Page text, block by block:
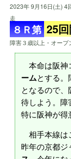
2023年 9月16日(土) 4
走
８Ｒ第 25
障害３歳以上・オー
本命は阪神
ームとする
となるので
待しよう。障
特に阪神が得
相手本線は
昨年の京都ジ